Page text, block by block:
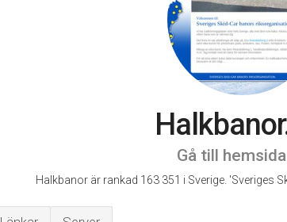
Gå till
Halkbanor är rankad 163 351 i Sverige. 'Sveriges